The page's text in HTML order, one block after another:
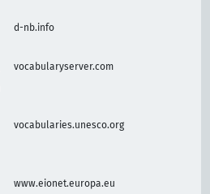
d-nb.info
vocabularyserver.com
vocabularies.unesco.org
www.eionet.europa.eu